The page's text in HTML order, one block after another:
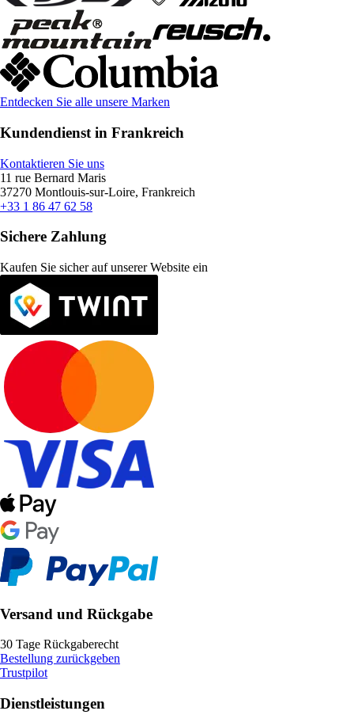
Entdecken Sie alle unsere Marken
Kundendienst in Frankreich
Kontaktieren Sie uns
11 rue Bernard Maris
37270 Montlouis-sur-Loire, Frankreich
+33 1 86 47 62 58
Sichere Zahlung
Kaufen Sie sicher auf unserer Website ein
Versand und Rückgabe
30 Tage Rückgaberecht
Bestellung zurückgeben
Trustpilot
Dienstleistungen